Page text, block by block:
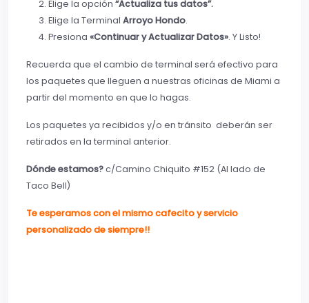
Elige la opción “Actualiza tus datos”.
Elige la Terminal Arroyo Hondo.
Presiona «Continuar y Actualizar Datos». Y Listo!
Recuerda que el cambio de terminal será efectivo para
los paquetes que lleguen a nuestras oficinas de Miami a
partir del momento en que lo hagas.
Los paquetes ya recibidos y/o en tránsito deberán ser
retirados en la terminal anterior.
Dónde estamos?c/Camino Chiquito #152 (Al lado de
Taco Bell)
Te esperamos con el mismo cafecito y servicio
personalizado de siempre!!